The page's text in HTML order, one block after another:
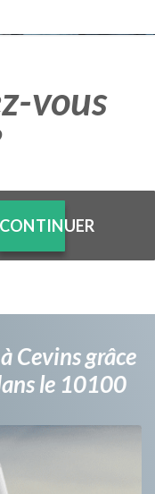
vous
CONTINUER
Cevins grâce
le 10100